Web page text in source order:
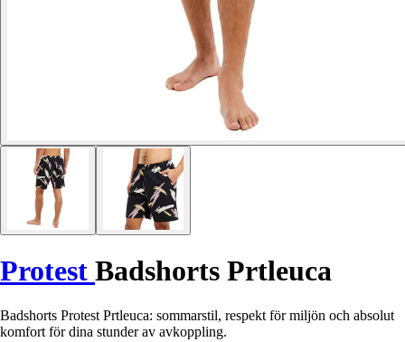
Protest Badshorts Prtleuca
Badshorts Protest Prtleuca: sommarstil, respekt för miljön och absolut
komfort för dina stunder av avkoppling.